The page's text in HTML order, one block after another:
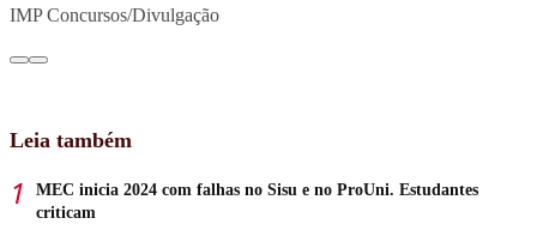
IMP Concursos/Divulgação
Leia também
MEC inicia 2024 com falhas no Sisu e no ProUni. Estudantes
criticam